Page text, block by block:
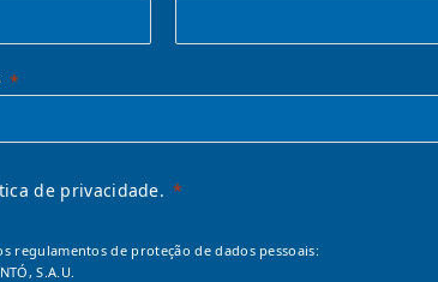
de privacidade.
regulamentos de proteção de dados pessoais:
S.A.U.